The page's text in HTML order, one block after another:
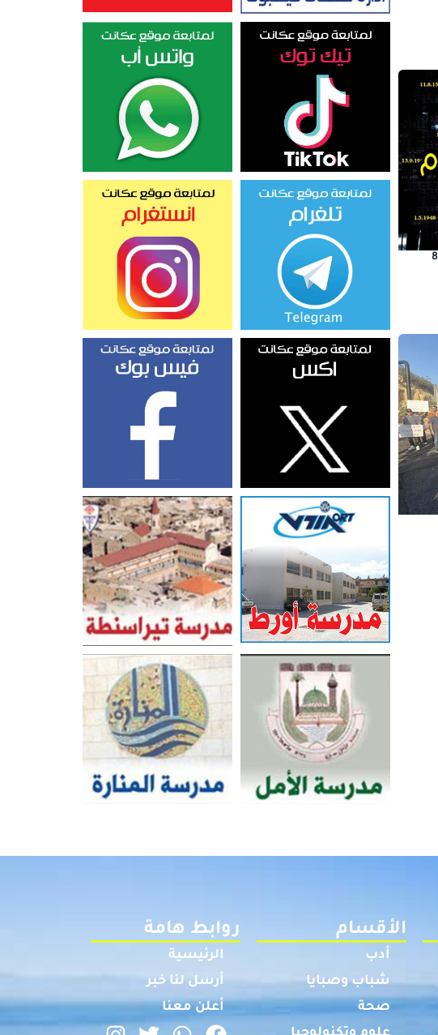
الأقسام
أدب
شباب وصبايا
صحة
روابط هامة
الرئيسية
أرسل لنا خبر
أعلن معنا